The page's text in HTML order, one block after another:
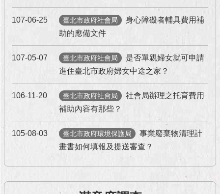
即
新
聞
雙
詞
彙
107-06-25 臺北市政府社會局
身心障礙者輔具費用補
助的應備文件
107-05-07 臺北市政府社會局
是否單親婦女就可申請
進住臺北市政府婦女中途之家？
106-11-20 臺北市政府社會局
社會局辦理之托育費用
補助內容有那些？
105-08-03 臺北市政府環境保護局
事業廢棄物清理計
畫書如何填報及提送審查？